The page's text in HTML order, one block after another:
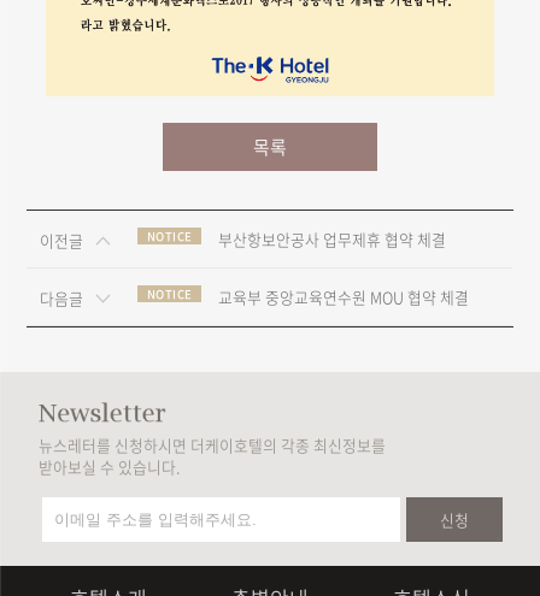
목록
이전글 NOTICE 부산항보안공사 업무제휴 협약 체결
다음글 NOTICE 교육부 중앙교육연수원 MOU 협약 체결
뉴스레터를 신청하시면 더케이호텔의 각종 최신정보를
받아보실 수 있습니다.
신청